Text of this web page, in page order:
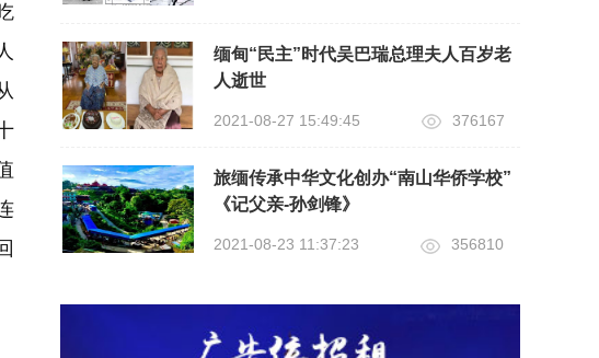
缅甸“民主”时代吴巴瑞总理夫人百岁老
人逝世
2021-08-27 15:49:45 376167
旅缅传承中华文化创办“南山华侨学校”
《记父亲-孙剑锋》
2021-08-23 11:37:23 356810